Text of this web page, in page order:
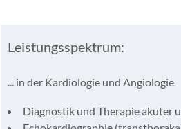
Leistungsspektrum:
... in der Kardiologie und Angiologie
Diagnostik und Therapie akuter